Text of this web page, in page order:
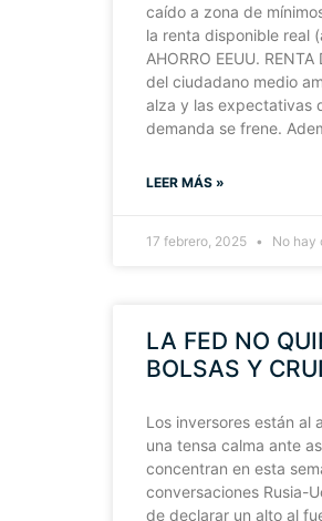
caído a zona de
la renta disponible real
AHORRO EEUU.
del ciudadano medio
alza y las expectativas
demanda se frene.
LEER MÁS »
17 febrero, 2025 No hay
LA FED NO
BOLSAS Y
Los inversores están al
una tensa calma ante
concentran en esta
conversaciones Rusia-
de declarar un alto al